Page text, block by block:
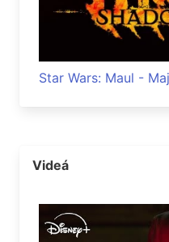
Star Wars: Maul -
Videá